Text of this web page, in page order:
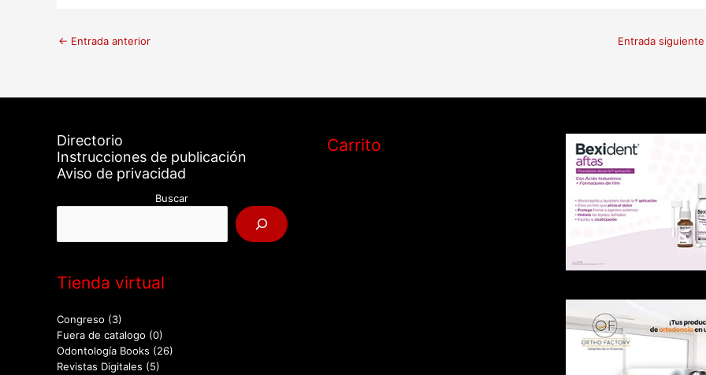
← Entrada anterior Entrada
Directorio
Instrucciones de publicación
Aviso de privacidad
Buscar
Tienda virtual
Congreso (3)
Fuera de catalogo (0)
Odontología Books (26)
Revistas Digitales (5)
Carrito